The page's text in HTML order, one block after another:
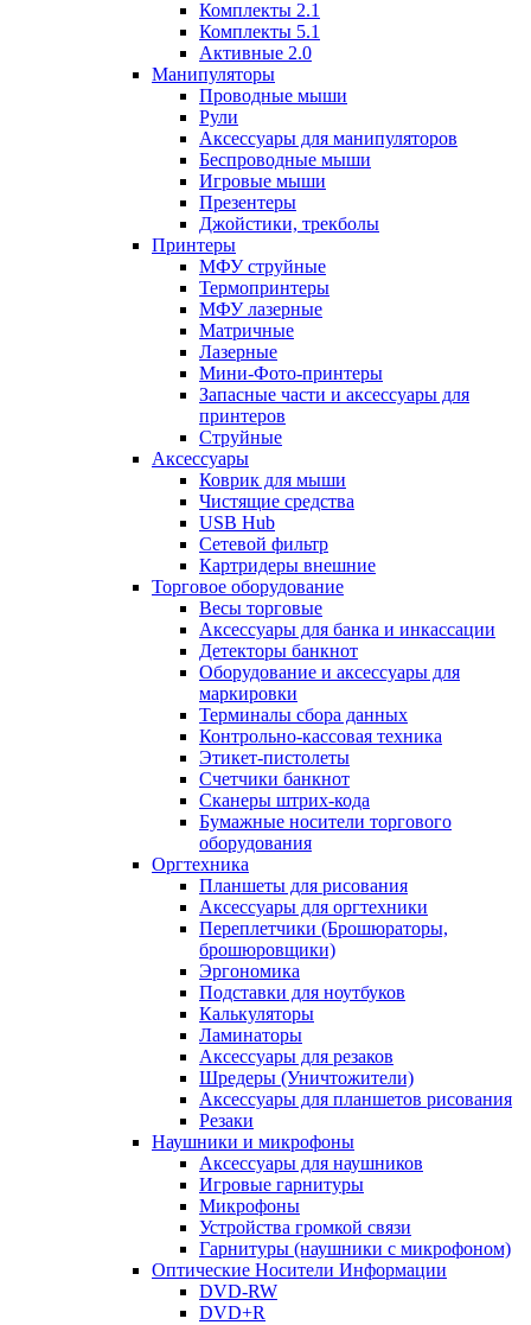
Комплекты 2.1
Комплекты 5.1
Активные 2.0
Манипуляторы
Проводные мыши
Рули
Аксессуары для манипуляторов
Беспроводные мыши
Игровые мыши
Презентеры
Джойстики, трекболы
Принтеры
МФУ струйные
Термопринтеры
МФУ лазерные
Матричные
Лазерные
Мини-Фото-принтеры
Запасные части и аксессуары для
принтеров
Струйные
Аксессуары
Коврик для мыши
Чистящие средства
USB Hub
Сетевой фильтр
Картридеры внешние
Торговое оборудование
Весы торговые
Аксессуары для банка и инкассации
Детекторы банкнот
Оборудование и аксессуары для
маркировки
Терминалы сбора данных
Контрольно-кассовая техника
Этикет-пистолеты
Счетчики банкнот
Сканеры штрих-кода
Бумажные носители торгового
оборудования
Оргтехника
Планшеты для рисования
Аксессуары для оргтехники
Переплетчики (Брошюраторы,
брошюровщики)
Эргономика
Подставки для ноутбуков
Калькуляторы
Ламинаторы
Аксессуары для резаков
Шредеры (Уничтожители)
Аксессуары для планшетов рисования
Резаки
Наушники и микрофоны
Аксессуары для наушников
Игровые гарнитуры
Микрофоны
Устройства громкой связи
Гарнитуры (наушники с микрофоном)
Оптические Носители Информации
DVD-RW
DVD+R